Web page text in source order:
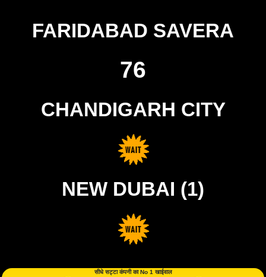
FARIDABAD SAVERA
76
CHANDIGARH CITY
NEW DUBAI (1)
सीधे सट्टा कंपनी का No 1 खाईवाल